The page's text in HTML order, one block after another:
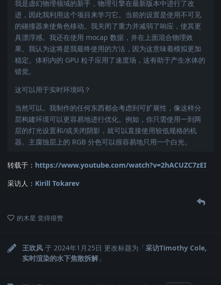
我是虚幻物理领域的新手，物理引擎在最新版本中进行了改
进，因此我利用这个项目来学习它。当前的设置是使用不可见
的碰撞器来使角色移动。我关闭了重力并减弱了响应，使其更
具漂浮感。我还在使用 mocap 数据，并在上面混合物理效
果。我认为这将是我最终使用的方法，因为这意味着模拟更加
稳定。体积内的 GPU 粒子应用了速度场，这有助于产生水体的
错觉。
这可以用于实时环境吗？
当然可以。我制作的任何东西都会考虑到可扩展性，像这样分
层构建环境可以更容易地进行优化。例如，你只需使用一到两
层的灯光设置和/或关闭阴影，就可以直接使用较低规格的机
器。主腐蚀层上的 RGB 分色可以很容易地只用一个白光。
转载于： https://www.youtube.com/watch?v=2hACUZC7zEI
采访人： Kirill Tokarev
的木星 觉得很赞
王吹风 于 2024年1月25日 更改标题为「采访Timothy Cole,
实时渲染的水下焦散拆解 」